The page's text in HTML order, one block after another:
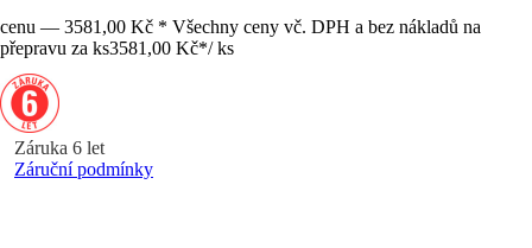
cenu — 3581,00 Kč * Všechny ceny vč. DPH a bez nákladů na
přepravu za ks3581,00 Kč*/ ks
Záruka 6 let
Záruční podmínky